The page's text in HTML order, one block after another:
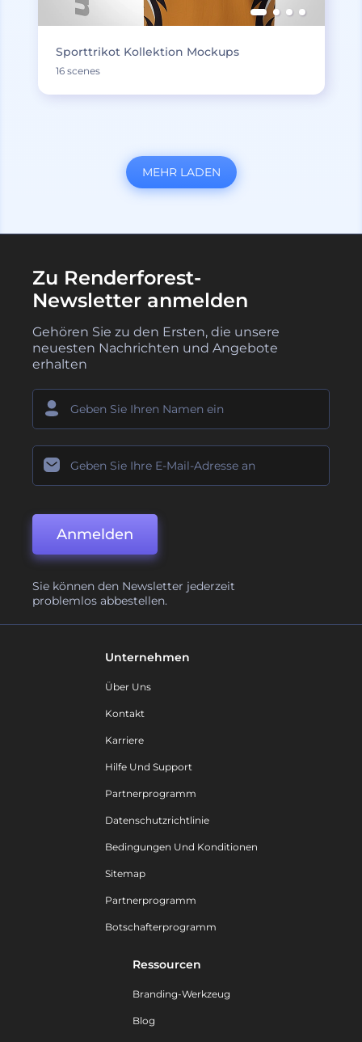
Sporttrikot Kollektion Mockups
16 scenes
MEHR LADEN
Zu Renderforest-
Newsletter anmelden
Gehören Sie zu den Ersten, die unsere
neuesten Nachrichten und Angebote
erhalten
Anmelden
Sie können den Newsletter jederzeit
problemlos abbestellen.
Unternehmen
Über Uns
Kontakt
Karriere
Hilfe Und Support
Partnerprogramm
Datenschutzrichtlinie
Bedingungen Und Konditionen
Sitemap
Partnerprogramm
Botschafterprogramm
Ressourcen
Branding-Werkzeug
Blog